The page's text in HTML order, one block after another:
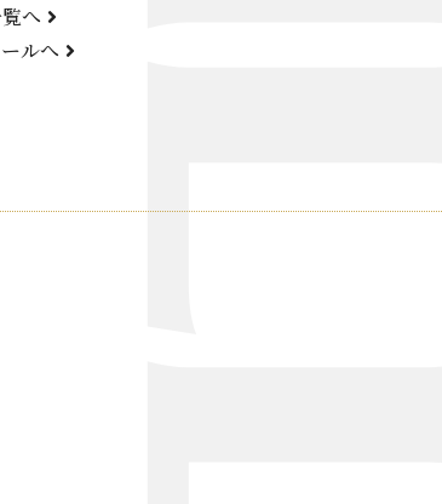
KARMA
SUN(宮古島）
へ
ルへ